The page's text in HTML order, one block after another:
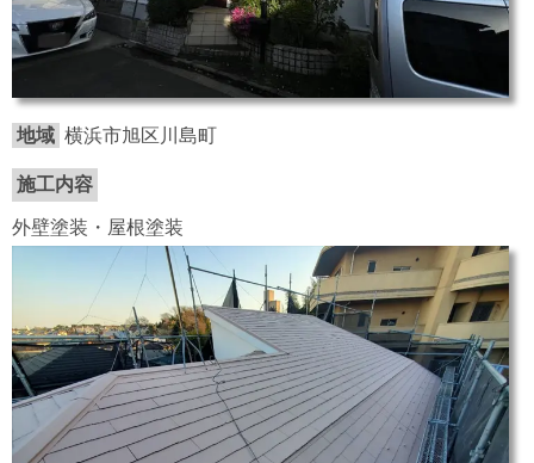
地域 横浜市旭区川島町
施工内容
外壁塗装・屋根塗装